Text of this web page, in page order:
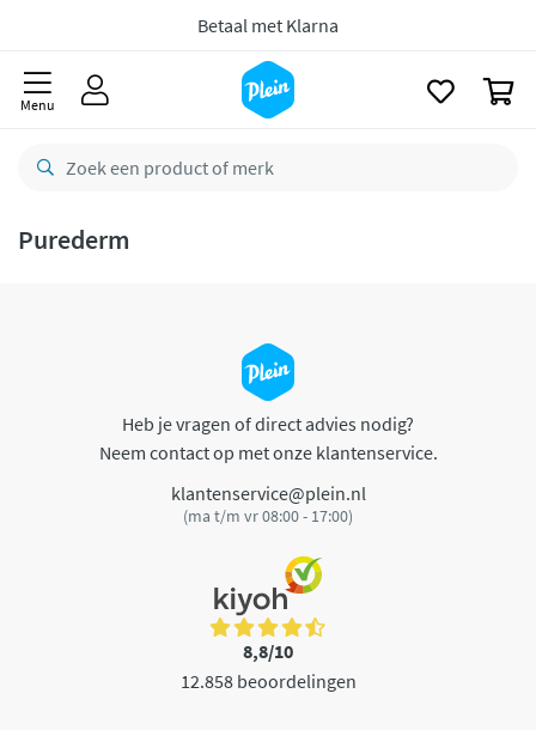
Betaal met Klarna
Menu
Purederm
Heb je vragen of direct advies nodig?
Neem contact op met onze klantenservice.
klantenservice@plein.nl
(ma t/m vr 08:00 - 17:00)
8,8/10
12.858 beoordelingen